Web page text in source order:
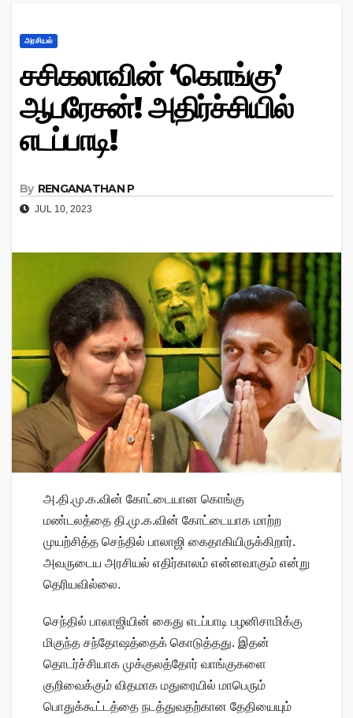
அரசியல்
சசிகலாவின் ‘கொங்கு’
ஆபரேசன்! அதிர்ச்சியில்
எடப்பாடி!
By RENGANATHAN P
JUL 10, 2023
அ.தி.மு.க.வின் கோட்டையான கொங்கு
மண்டலத்தை தி.மு.க.வின் கோட்டையாக மாற்ற
முயற்சித்த செந்தில் பாலாஜி கைதாகியிருக்கிறார்.
அவருடைய அரசியல் எதிர்காலம் என்னவாகும் என்று
தெரியவில்லை.
செந்தில் பாலாஜியின் கைது எடப்பாடி பழனிசாமிக்கு
மிகுந்த சந்தோஷத்தைக் கொடுத்தது. இதன்
தொடர்ச்சியாக முக்குலத்தோர் வாங்குகளை
குறிவைக்கும் விதமாக மதுரையில் மாபெரும்
பொதுக்கூட்டத்தை நடத்துவதற்கான தேதியையும்